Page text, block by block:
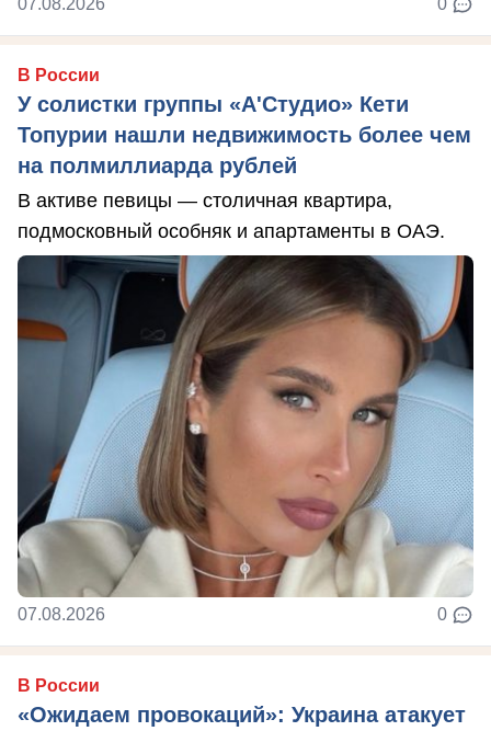
В России
У солистки группы «А'Студио» Кети
Топурии нашли недвижимость более чем
на полмиллиарда рублей
В активе певицы — столичная квартира,
подмосковный особняк и апартаменты в ОАЭ.
07.08.2026 0
В России
«Ожидаем провокаций»: Украина атакует